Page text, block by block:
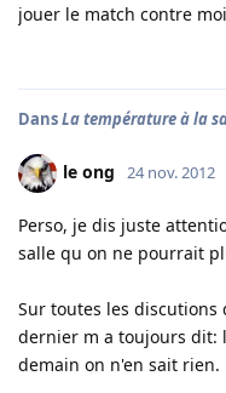
jouer le match contre moi
DansLa température à la
le ong 24 nov. 2012
Perso, je dis juste
salle qu on ne pourrait
Sur toutes les discutions
dernier m a toujours dit:
demain on n'en sait rien.